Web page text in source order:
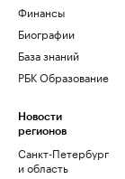
Финансы
Биографии
База знаний
РБК Образование
Новости
регионов
Санкт-Петербург
и область